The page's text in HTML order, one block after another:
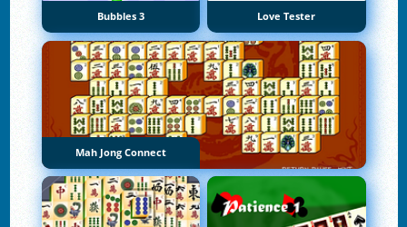
Bubbles 3 Love Tester
Mah Jong Connect